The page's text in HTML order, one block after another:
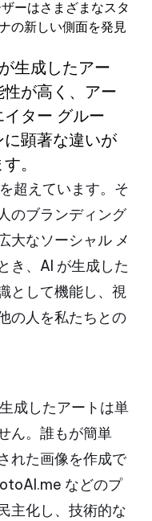
ーはさまざまなスタ
の新しい側面を発見
生成したアー
性が高く、アー
イター グルー
顕著な違いが
。
超えています。そ
のブランディング
大なソーシャル メ
き、AI が生成した
として機能し、視
の人を私たちとの
成したアートは単
ん。誰もが簡単
れた画像を作成で
などのプ
主化し、技術的な